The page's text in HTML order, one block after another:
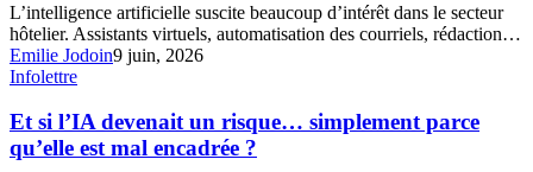
choisir
un
outil,
il
choisir
une
L’intelligence artificielle suscite beaucoup d’intérêt dans le secteur
hôtelier. Assistants virtuels, automatisation des courriels, rédaction…
Emilie Jodoin9 juin, 2026
Et
l’IA
devenait
un
Infolettre
Et si l’IA devenait un risque… simplement parce
qu’elle est mal encadrée ?